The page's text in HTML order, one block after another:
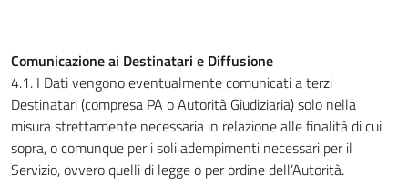
Comunicazione ai Destinatari e Diffusione
4.1. I Dati vengono eventualmente comunicati a terzi
Destinatari (compresa PA o Autorità Giudiziaria) solo nella
misura strettamente necessaria in relazione alle finalità di cui
sopra, o comunque per i soli adempimenti necessari per il
Servizio, ovvero quelli di legge o per ordine dell’Autorità.